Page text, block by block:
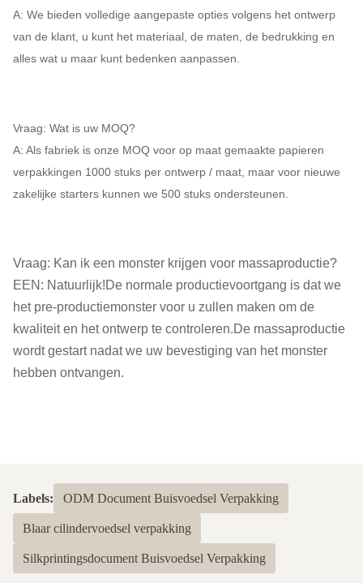
A: We bieden volledige aangepaste opties volgens het ontwerp
van de klant, u kunt het materiaal, de maten, de bedrukking en
alles wat u maar kunt bedenken aanpassen.
Vraag: Wat is uw MOQ?
A: Als fabriek is onze MOQ voor op maat gemaakte papieren
verpakkingen 1000 stuks per ontwerp / maat, maar voor nieuwe
zakelijke starters kunnen we 500 stuks ondersteunen.
Vraag: Kan ik een monster krijgen voor massaproductie?
EEN: Natuurlijk!De normale productievoortgang is dat we
het pre-productiemonster voor u zullen maken om de
kwaliteit en het ontwerp te controleren.De massaproductie
wordt gestart nadat we uw bevestiging van het monster
hebben ontvangen.
Labels: ODM Document Buisvoedsel Verpakking
Blaar cilindervoedsel verpakking
Silkprintingsdocument Buisvoedsel Verpakking